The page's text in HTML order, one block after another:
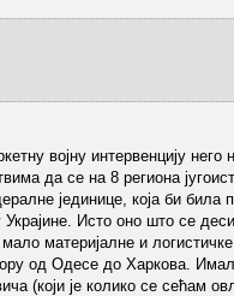
војну интервенцију него
да се на 8 региона
јединице, која би била
Украјине. Исто оно што се
материјалне и
од Одесе до Харкова.
(који је колико се сећам